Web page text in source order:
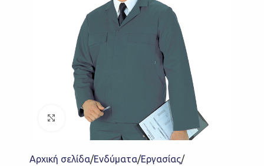
Click to enlarge
Αρχική σελίδα Ενδύματα Εργασίας